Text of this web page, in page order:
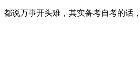
都说万事开头难，其实备考自考的话